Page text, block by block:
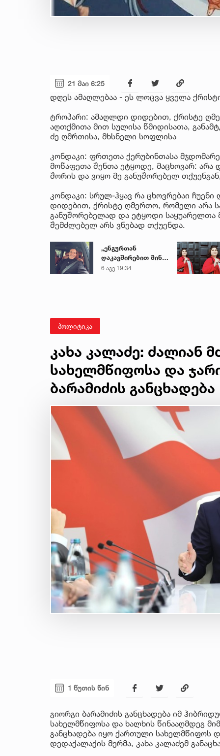
21 მაი 6:25
დღეს ამაღლებაა - ეს ლოცვა ყველა
ტროპარი: ამაღლდი დიდებით, ქრისტე
აღთქმითა მით სულისა წმიდისათა,
ძე ღმრთისა, მხსნელი სოფლისა
კონდაკი: ფრთეთა ქერუბინთასა
მოწაფეთა შენთა ეტყოდე, მაცხოვარ:
შორის და ვიყო მე განუშორებელ
კონდაკი: სრულ-ჰყავ რა ცხოვრებაი ჩუენი
დიდებით, ქრისტე ღმერთო, რომელი არა
განუშორებელად და ეტყოდი საყუარელთა
შემძლებელ არს ვნებად თქუენდა.
„ენგურთან
დაკავშირებით მინდა
ვთქვა...“ - გოგა
6 აგვ 19:34
პოლიტიკა
კახა კალაძე: ძალიან
სახელმწიფოსა და
ბარამიძის განცხადება
1 წუთის წინ
გიორგი ბარამიძის განცხადება იმ
სახელმწიფოსა და ხალხის წინააღმდეგ
განცხადება იყო ქართული სახელმწიფოს
დედაქალაქის მერმა, კახა კალაძემ